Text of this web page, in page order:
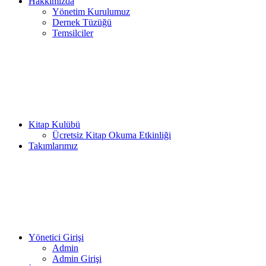
Yönetim Kurulumuz
Dernek Tüzüğü
Temsilciler
Kitap Kulübü
Ücretsiz Kitap Okuma Etkinliği
Takımlarımız
Yönetici Girişi
Admin
Admin Girişi